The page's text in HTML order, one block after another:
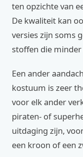
ten opzichte van
De kwaliteit kan
versies zijn soms
stoffen die
Een ander
kostuum is zeer
voor elk ander
piraten- of
uitdaging zijn,
een kroon of een